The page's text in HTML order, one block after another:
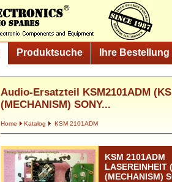
Produktsuche Ihre Bestellung
Audio-Ersatzteil KSM2101ADM
(MECHANISM) SONY...
Home Katalog KSM 2101ADM
KSM 2101ADM
LASEREINHEIT
(MECHANISM)